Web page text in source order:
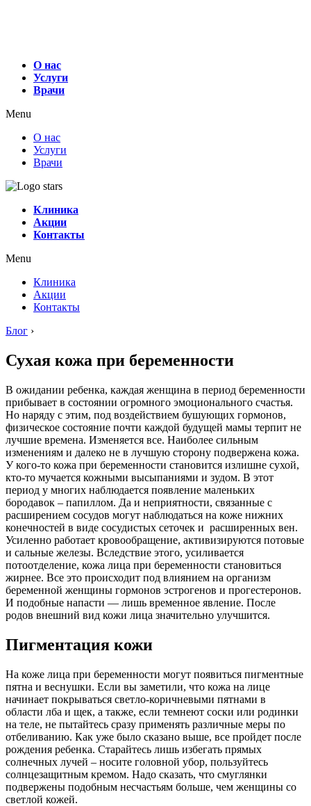
О нас
Услуги
Врачи
Menu
О нас
Услуги
Врачи
Клиника
Акции
Контакты
Menu
Клиника
Акции
Контакты
Блог ›
Сухая кожа при беременности
В ожидании ребенка, каждая женщина в период беременности
прибывает в состоянии огромного эмоционального счастья.
Но наряду с этим, под воздействием бушующих гормонов,
физическое состояние почти каждой будущей мамы терпит не
лучшие времена. Изменяется все. Наиболее сильным
изменениям и далеко не в лучшую сторону подвержена кожа.
У кого-то кожа при беременности становится излишне сухой,
кто-то мучается кожными высыпаниями и зудом. В этот
период у многих наблюдается появление маленьких
бородавок – папиллом. Да и неприятности, связанные с
расширением сосудов могут наблюдаться на коже нижних
конечностей в виде сосудистых сеточек и расширенных вен.
Усиленно работает кровообращение, активизируются потовые
и сальные железы. Вследствие этого, усиливается
потоотделение, кожа лица при беременности становиться
жирнее. Все это происходит под влиянием на организм
беременной женщины гормонов эстрогенов и прогестеронов.
И подобные напасти — лишь временное явление. После
родов внешний вид кожи лица значительно улучшится.
Пигментация кожи
На коже лица при беременности могут появиться пигментные
пятна и веснушки. Если вы заметили, что кожа на лице
начинает покрываться светло-коричневыми пятнами в
области лба и щек, а также, если темнеют соски или родинки
на теле, не пытайтесь сразу применять различные меры по
отбеливанию. Как уже было сказано выше, все пройдет после
рождения ребенка. Старайтесь лишь избегать прямых
солнечных лучей – носите головной убор, пользуйтесь
солнцезащитным кремом. Надо сказать, что смуглянки
подвержены подобным несчастьям больше, чем женщины со
светлой кожей.